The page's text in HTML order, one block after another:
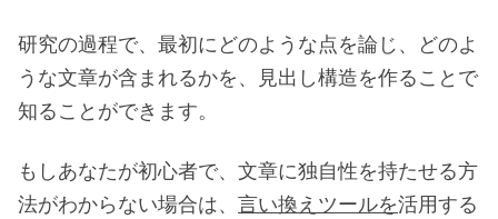
研究の過程で、最初にどのような点を論じ、どのよ
うな文章が含まれるかを、見出し構造を作ることで
知ることができます。
もしあなたが初心者で、文章に独自性を持たせる方
法がわからない場合は、 言い換えツールを活用する